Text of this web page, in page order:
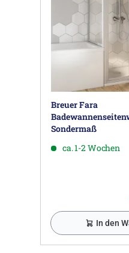
Breuer Fara
Sondermaß
ca. 1-2 Wochen
In den